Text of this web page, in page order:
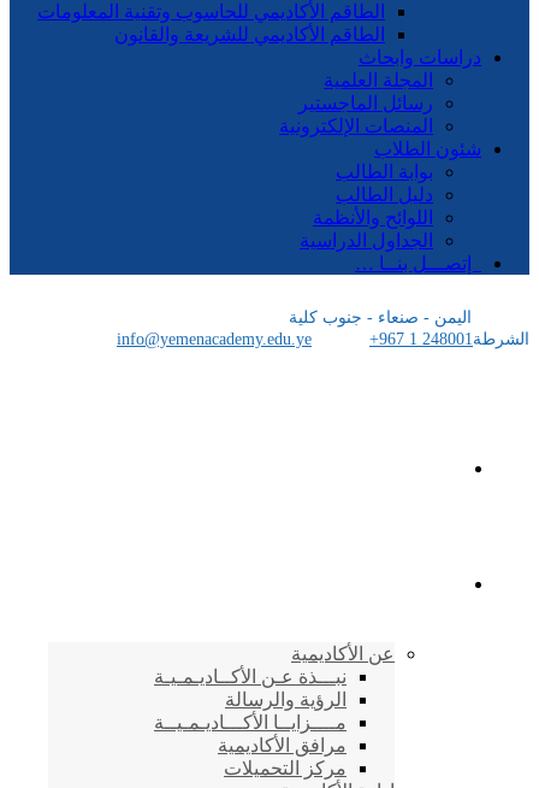
الطاقم الأكاديمي للحاسوب وتقنية المعلومات
الطاقم الأكاديمي للشريعة والقانون
دراسات وابحاث
المجلة العلمية
رسائل الماجستير
المنصات الإلكترونية
شئون الطلاب
بوابة الطالب
دليل الطالب
اللوائح والأنظمة
الجداول الدراسية
إتصـــل بنــا …
اليمن - صنعاء - جنوب كلية
الشرطة
info@yemenacademy.edu.ye +967 1 248001
عن الأكاديمية
نبـــذة عـن الأكــاديـمـيـة
الرؤية والرسالة
مــــزايــا الأكـــاديـمـيــة
مرافق الأكاديمية
مركز التحميلات